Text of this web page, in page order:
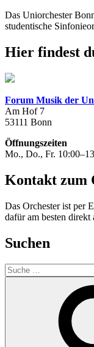
Das Uniorchester
studentische
Hier findest
Forum Musik der
Am Hof 7
53111 Bonn
Öffnungszeiten
Mo., Do., Fr.
Kontakt zum
Das Orchester ist per
dafür am besten direkt
Suchen
Suche
nach: